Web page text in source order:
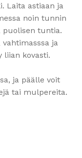
Laita astiaan ja
noin tunnin
puolisen tuntia.
ja
liian kovasti.
ja päälle voit
tai mulpereita.